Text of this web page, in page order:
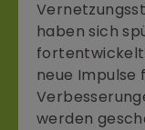
haben sich
fortentwickelt
neue Impulse
werden